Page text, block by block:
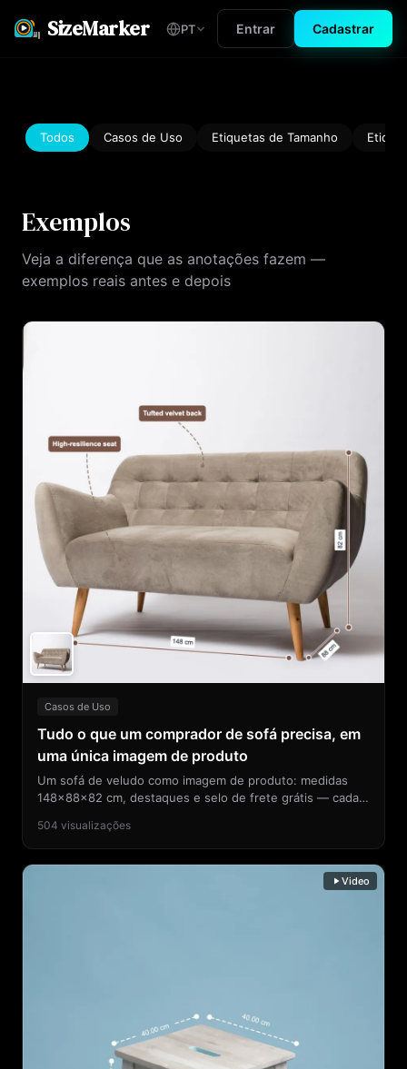
SizeMarker PT Entrar Cadastrar
Todos Casos de Uso Etiquetas de Tamanho
Exemplos
Veja a diferença que as anotações fazem —
exemplos reais antes e depois
Casos de Uso
Tudo o que um comprador de sofá precisa, em
uma única imagem de produto
Um sofá de veludo como imagem de produto: medidas
148×88×82 cm, destaques e selo de frete grátis — cada
504 visualizações
Video